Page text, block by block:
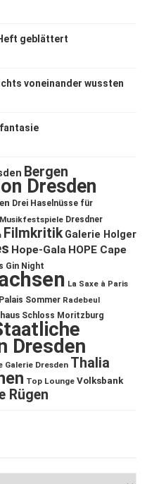
geblättert
voneinander wussten
Bergen
Dresden
Drei Haselnüsse für
Dresdner
Filmkritik Galerie Holger
Hope-Gala HOPE Cape
Gin Night
La Saxe à Paris
Palais Sommer Radebeul
Schloss Moritzburg
Dresden
Galerie Dresden Thalia
Top Lounge Volksbank
Rügen